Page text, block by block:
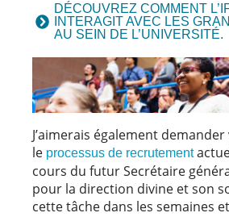
DÉCOUVREZ COMMENT
INTERAGIT AVEC LES
AU SEIN DE L’UNIVERSITÉ.
J’aimerais également
le processus de recrutement
cours du futur Secrétaire
pour la direction divine et son
cette tâche dans les semaines